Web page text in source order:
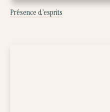
Présence d’esprits